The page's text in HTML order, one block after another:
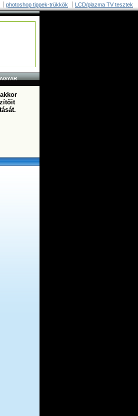
photoshop tippek-trükkök LCD/plazma TV tesztek